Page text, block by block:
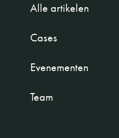
Alle artikelen
Cases
Evenementen
Team